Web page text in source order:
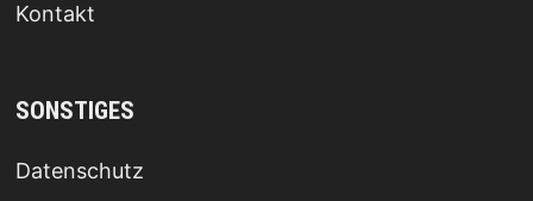
Kontakt
SONSTIGES
Datenschutz